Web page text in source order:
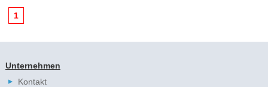
1
Unternehmen
Kontakt